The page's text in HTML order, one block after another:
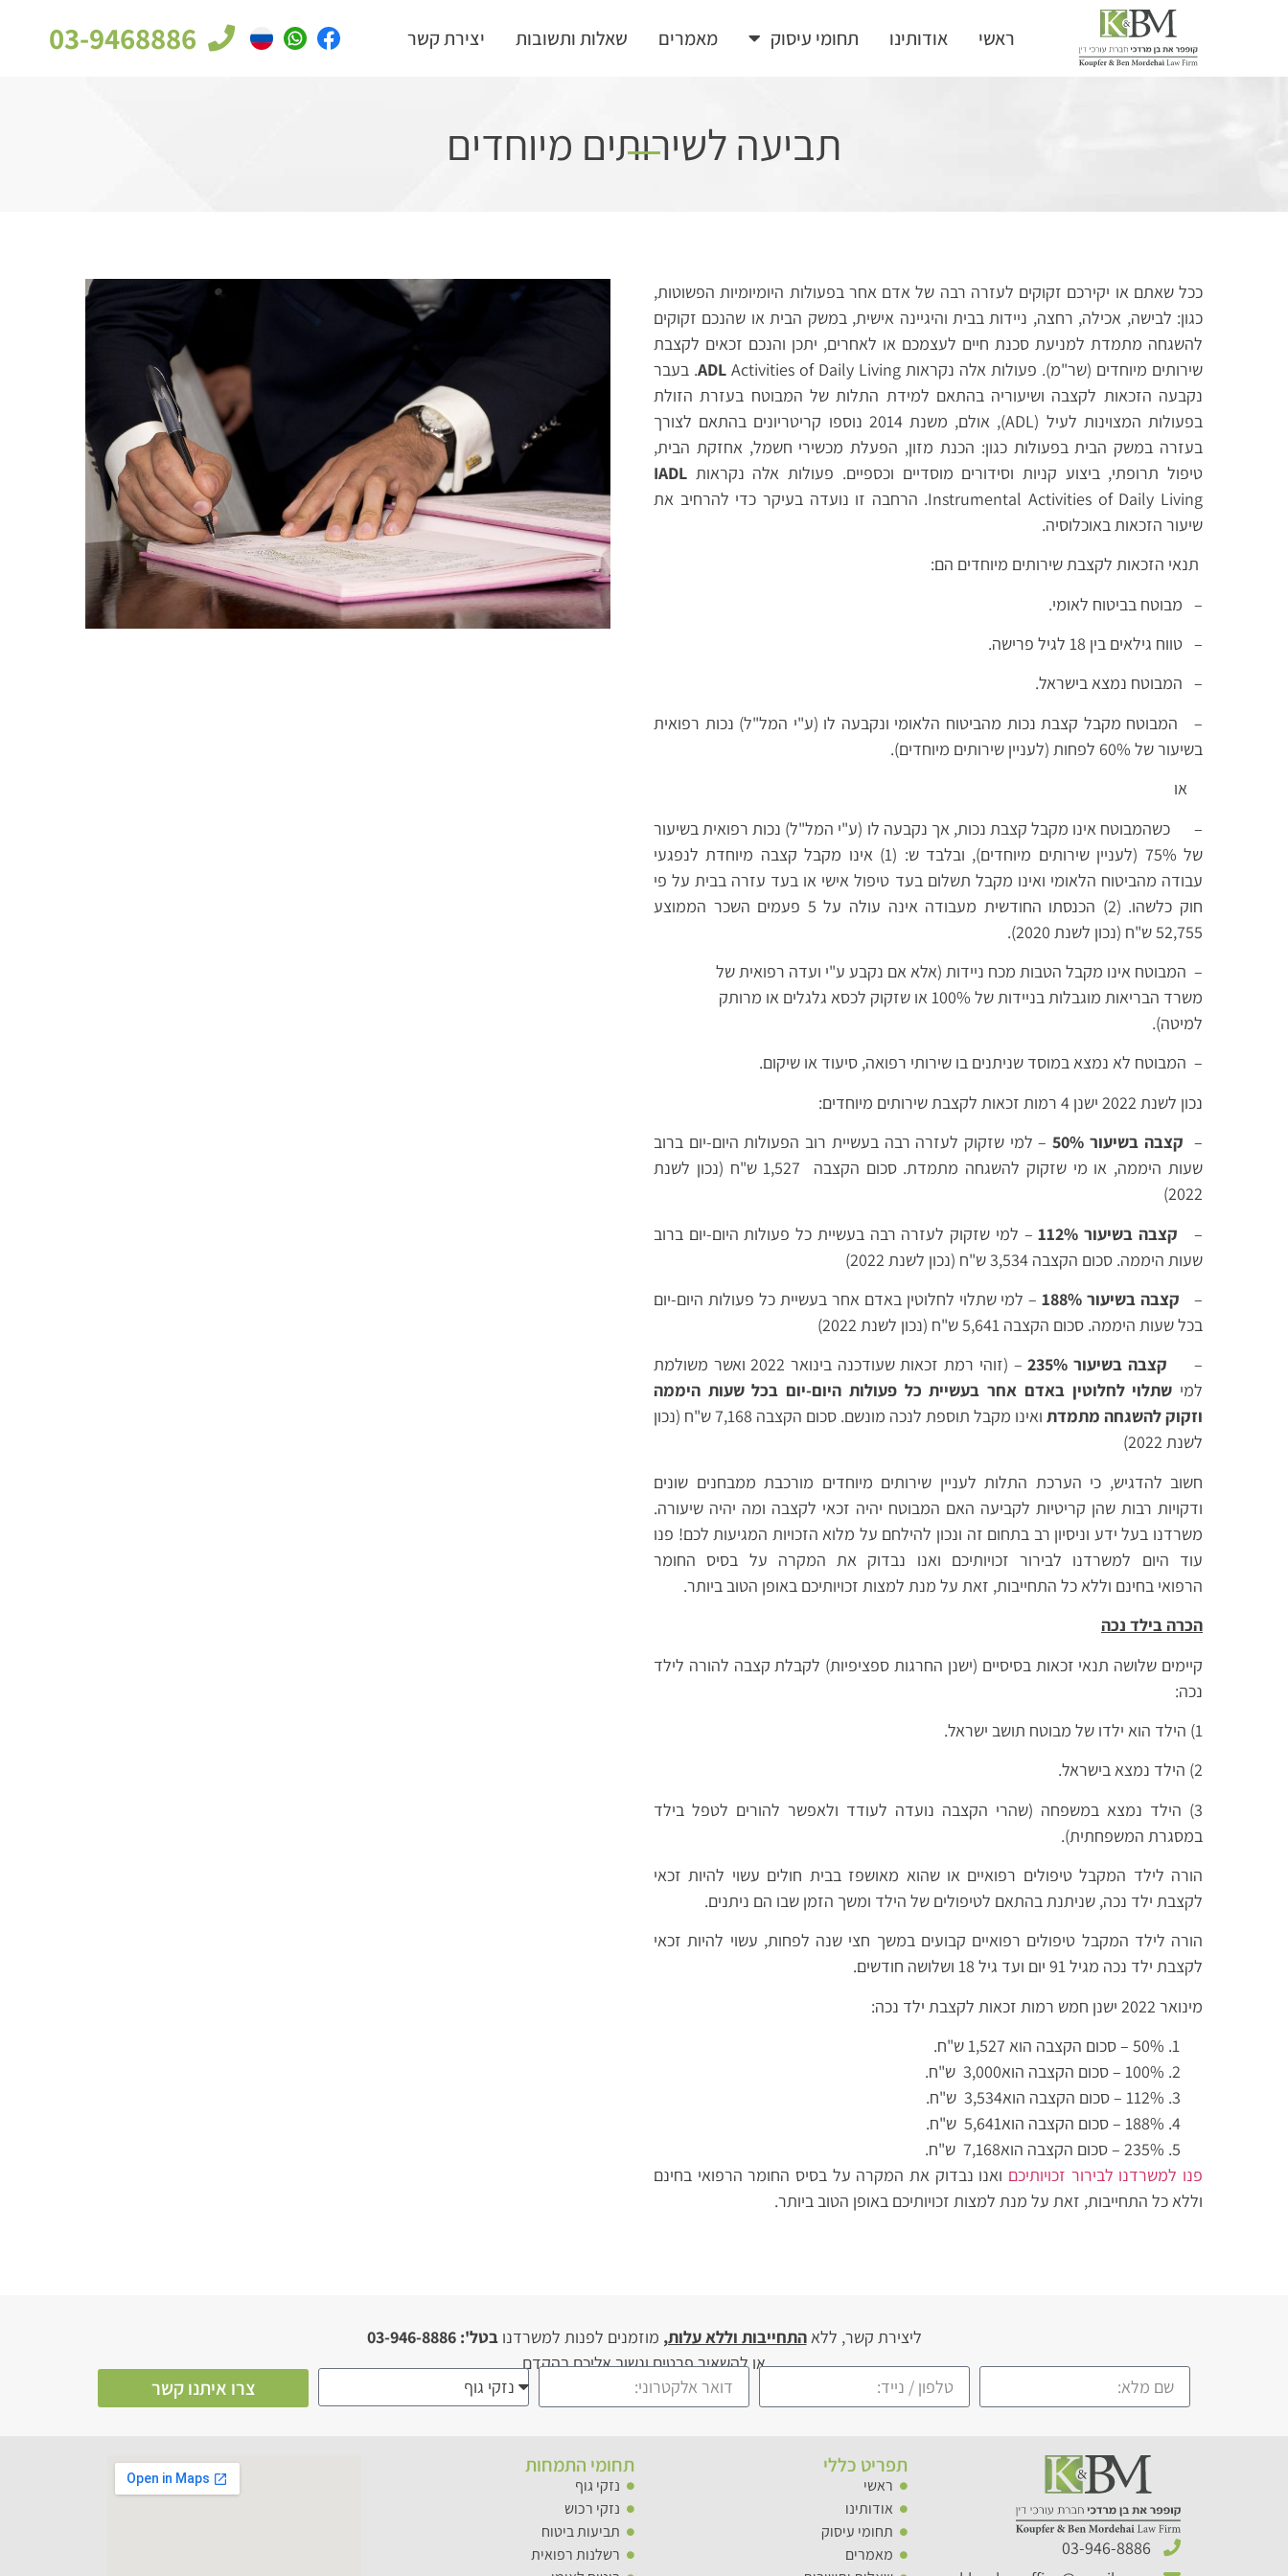
ראשי אודותינו תחומי עיסוק מאמרים שאלות ותשובות יצירת קשר 03-9468886
תביעה לשירותים מיוחדים
ככל שאתם או יקירכם זקוקים לעזרה רבה של אדם אחר בפעולות היומיומיות הפשוטות,
כגון: לבישה, אכילה, רחצה, ניידות בבית והיגיינה אישית, במשק הבית או שהנכם זקוקים
להשגחה מתמדת למניעת סכנת חיים לעצמכם או לאחרים, יתכן והנכם זכאים לקצבת
שירותים מיוחדים (שר"מ). פעולות אלה נקראות
ADLActivities of Daily Living. בעבר
נקבעה הזכאות לקצבה ושיעוריה בהתאם למידת התלות של המבוטח בעזרת הזולת
בפעולות המצוינות לעיל (ADL), אולם, משנת 2014 נוספו קריטריונים בהתאם לצורך
בעזרה במשק הבית בפעולות כגון: הכנת מזון, הפעלת מכשירי חשמל, אחזקת הבית,
טיפול תרופתי, ביצוע קניות וסידורים מוסדיים וכספיים. פעולות אלה נקראות IADL
Instrumental Activities of Daily Living. הרחבה זו נועדה בעיקר כדי להרחיב את
שיעור הזכאות באוכלוסיה.
תנאי הזכאות לקצבת שירותים מיוחדים הם:
– מבוטח בביטוח לאומי.
– טווח גילאים בין 18 לגיל פרישה.
– המבוטח נמצא בישראל.
– המבוטח מקבל קצבת נכות מהביטוח הלאומי ונקבעה לו (ע"י המל"ל) נכות רפואית
בשיעור של 60% לפחות (לעניין שירותים מיוחדים).
או
– כשהמבוטח אינו מקבל קצבת נכות, אך נקבעה לו (ע"י המל"ל) נכות רפואית בשיעור
של 75% (לעניין שירותים מיוחדים), ובלבד ש: (1) אינו מקבל קצבה מיוחדת לנפגעי
עבודה מהביטוח הלאומי ואינו מקבל תשלום בעד טיפול אישי או בעד עזרה בבית על פי
חוק כלשהו. (2) הכנסתו החודשית מעבודה אינה עולה על 5 פעמים השכר הממוצע
52,755 ש"ח (נכון לשנת 2020).
– המבוטח אינו מקבל הטבות מכח ניידות (אלא אם נקבע ע"י ועדה רפואית של
משרד הבריאות מוגבלות בניידות של 100% או שזקוק לכסא גלגלים או מרותק
למיטה).
– המבוטח לא נמצא במוסד שניתנים בו שירותי רפואה, סיעוד או שיקום.
נכון לשנת 2022 ישנן 4 רמות זכאות לקצבת שירותים מיוחדים:
– קצבה בשיעור 50%
– למי שזקוק לעזרה רבה בעשיית רוב הפעולות היום-יום ברוב
שעות היממה, או מי שזקוק להשגחה מתמדת. סכום הקצבה 1,527 ש"ח (נכון לשנת
2022)
– קצבה בשיעור 112%
– למי שזקוק לעזרה רבה בעשיית כל פעולות היום-יום ברוב
שעות היממה. סכום הקצבה 3,534 ש"ח (נכון לשנת 2022)
– קצבה בשיעור 188%
– למי שתלוי לחלוטין באדם אחר בעשיית כל פעולות היום-יום
בכל שעות היממה. סכום הקצבה 5,641 ש"ח (נכון לשנת 2022)
–
קצבה בשיעור 235%
– (זוהי רמת זכאות שעודכנה בינואר 2022 ואשר משולמת
למי שתלוי לחלוטין באדם אחר בעשיית כל פעולות היום-יום בכל שעות היממה
וזקוק להשגחה מתמדת
ואינו מקבל תוספת לנכה מונשם. סכום הקצבה 7,168 ש"ח (נכון
לשנת 2022)
חשוב להדגיש, כי הערכת התלות לעניין שירותים מיוחדים מורכבת ממבחנים שונים
ודקויות רבות שהן קריטיות לקביעה האם המבוטח יהיה זכאי לקצבה ומה יהיה שיעורה.
משרדנו בעל ידע וניסיון רב בתחום זה ונכון להילחם על מלוא הזכויות המגיעות לכם! פנו
עוד היום למשרדנו לבירור זכויותיכם ואנו נבדוק את המקרה על בסיס החומר
הרפואי בחינם וללא כל התחייבות, זאת על מנת למצות זכויותיכם באופן הטוב ביותר.
הכרה בילד נכה
קיימים שלושה תנאי זכאות בסיסיים (ישנן החרגות ספציפיות) לקבלת קצבה להורה לילד
נכה:
1) הילד הוא ילדו של מבוטח תושב ישראל.
2) הילד נמצא בישראל.
3) הילד נמצא במשפחה (שהרי הקצבה נועדה לעודד ולאפשר להורים לטפל בילד
במסגרת המשפחתית).
הורה לילד המקבל טיפולים רפואיים או שהוא מאושפז בבית חולים עשוי להיות זכאי
לקצבת ילד נכה, שניתנת בהתאם לטיפולים של הילד ומשך הזמן שבו הם ניתנים.
הורה לילד המקבל טיפולים רפואיים קבועים במשך חצי שנה לפחות, עשוי להיות זכאי
לקצבת ילד נכה מגיל 91 יום ועד גיל 18 ושלושה חודשים.
מינואר 2022 ישנן חמש רמות זכאות לקצבת ילד נכה:
50% – סכום הקצבה הוא 1,527 ש"ח.
100% – סכום הקצבה הוא3,000 ש"ח.
112% – סכום הקצבה הוא3,534 ש"ח.
188% – סכום הקצבה הוא5,641 ש"ח.
235% – סכום הקצבה הוא7,168 ש"ח.
פנו למשרדנו לבירור זכויותיכם ואנו נבדוק את המקרה על בסיס החומר הרפואי בחינם
וללא כל התחייבות, זאת על מנת למצות זכויותיכם באופן הטוב ביותר.
ליצירת קשר, ללאהתחייבות וללא עלות, מוזמנים לפנות למשרדנובטל': 03-946-8886
או להשאיר פרטים ונשוב אליכם בהקדם
צרו איתנו קשר
03-946-8886​
תפריט כללי
ראשי
אודותינו
תחומי עיסוק
מאמרים
תחומי התמחות
נזקי גוף
נזקי רכוש​
תביעות ביטוח​
רשלנות רפואית